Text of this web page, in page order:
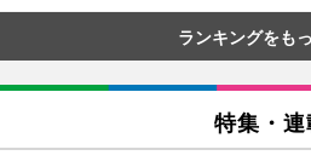
ランキングをも
特集・連